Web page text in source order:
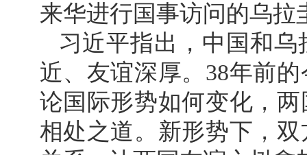
来华进行国事访问的乌拉
习近平指出，中国和
近、友谊深厚。38年前
论国际形势如何变化，
相处之道。新形势下，